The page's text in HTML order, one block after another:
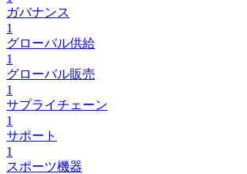
ガバナンス
1
グローバル供給
1
グローバル販売
1
サプライチェーン
1
サポート
1
スポーツ機器